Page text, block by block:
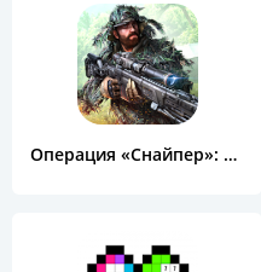
Операция «Снайпер»: Топ 3D шутер